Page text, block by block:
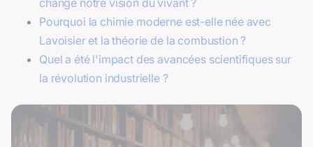
Pourquoi la chimie moderne est-elle née avec
Lavoisier et la théorie de la combustion ?
Quel a été l'impact des avancées scientifiques sur
la révolution industrielle ?